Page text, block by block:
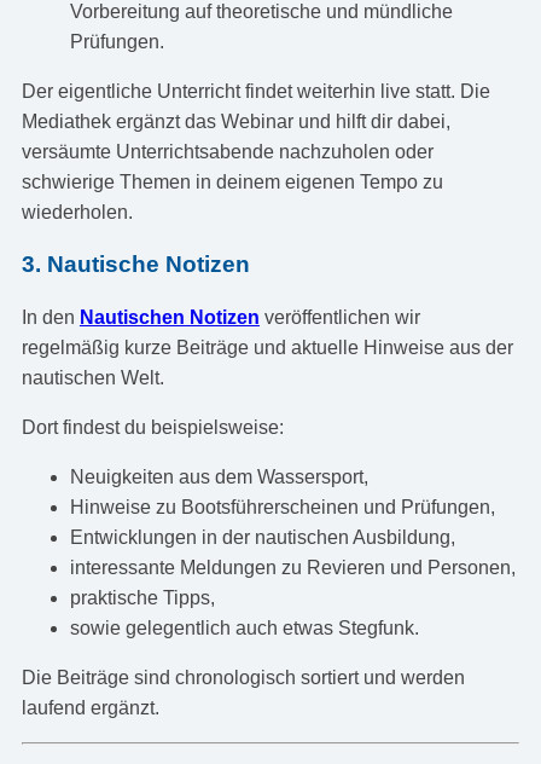
Vorbereitung auf theoretische und mündliche
Prüfungen.
Der eigentliche Unterricht findet weiterhin live statt. Die
Mediathek ergänzt das Webinar und hilft dir dabei,
versäumte Unterrichtsabende nachzuholen oder
schwierige Themen in deinem eigenen Tempo zu
wiederholen.
3. Nautische Notizen
In den Nautischen Notizen veröffentlichen wir
regelmäßig kurze Beiträge und aktuelle Hinweise aus der
nautischen Welt.
Dort findest du beispielsweise:
Neuigkeiten aus dem Wassersport,
Hinweise zu Bootsführerscheinen und Prüfungen,
Entwicklungen in der nautischen Ausbildung,
interessante Meldungen zu Revieren und Personen,
praktische Tipps,
sowie gelegentlich auch etwas Stegfunk.
Die Beiträge sind chronologisch sortiert und werden
laufend ergänzt.